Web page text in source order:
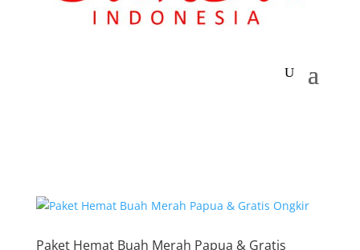
Paket Hemat Buah Merah Papua & Gratis